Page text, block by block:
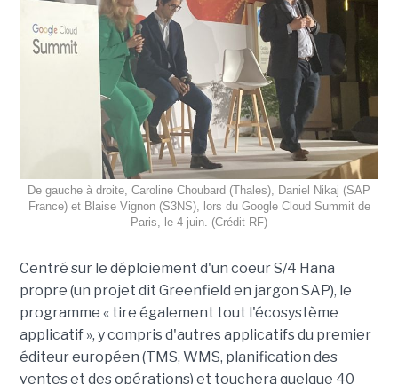
De gauche à droite, Caroline Choubard (Thales), Daniel Nikaj (SAP
France) et Blaise Vignon (S3NS), lors du Google Cloud Summit de
Paris, le 4 juin. (Crédit RF)
Centré sur le déploiement d'un coeur S/4 Hana
propre (un projet dit Greenfield en jargon SAP), le
programme « tire également tout l'écosystème
applicatif », y compris d'autres applicatifs du premier
éditeur européen (TMS, WMS, planification des
ventes et des opérations) et touchera quelque 40